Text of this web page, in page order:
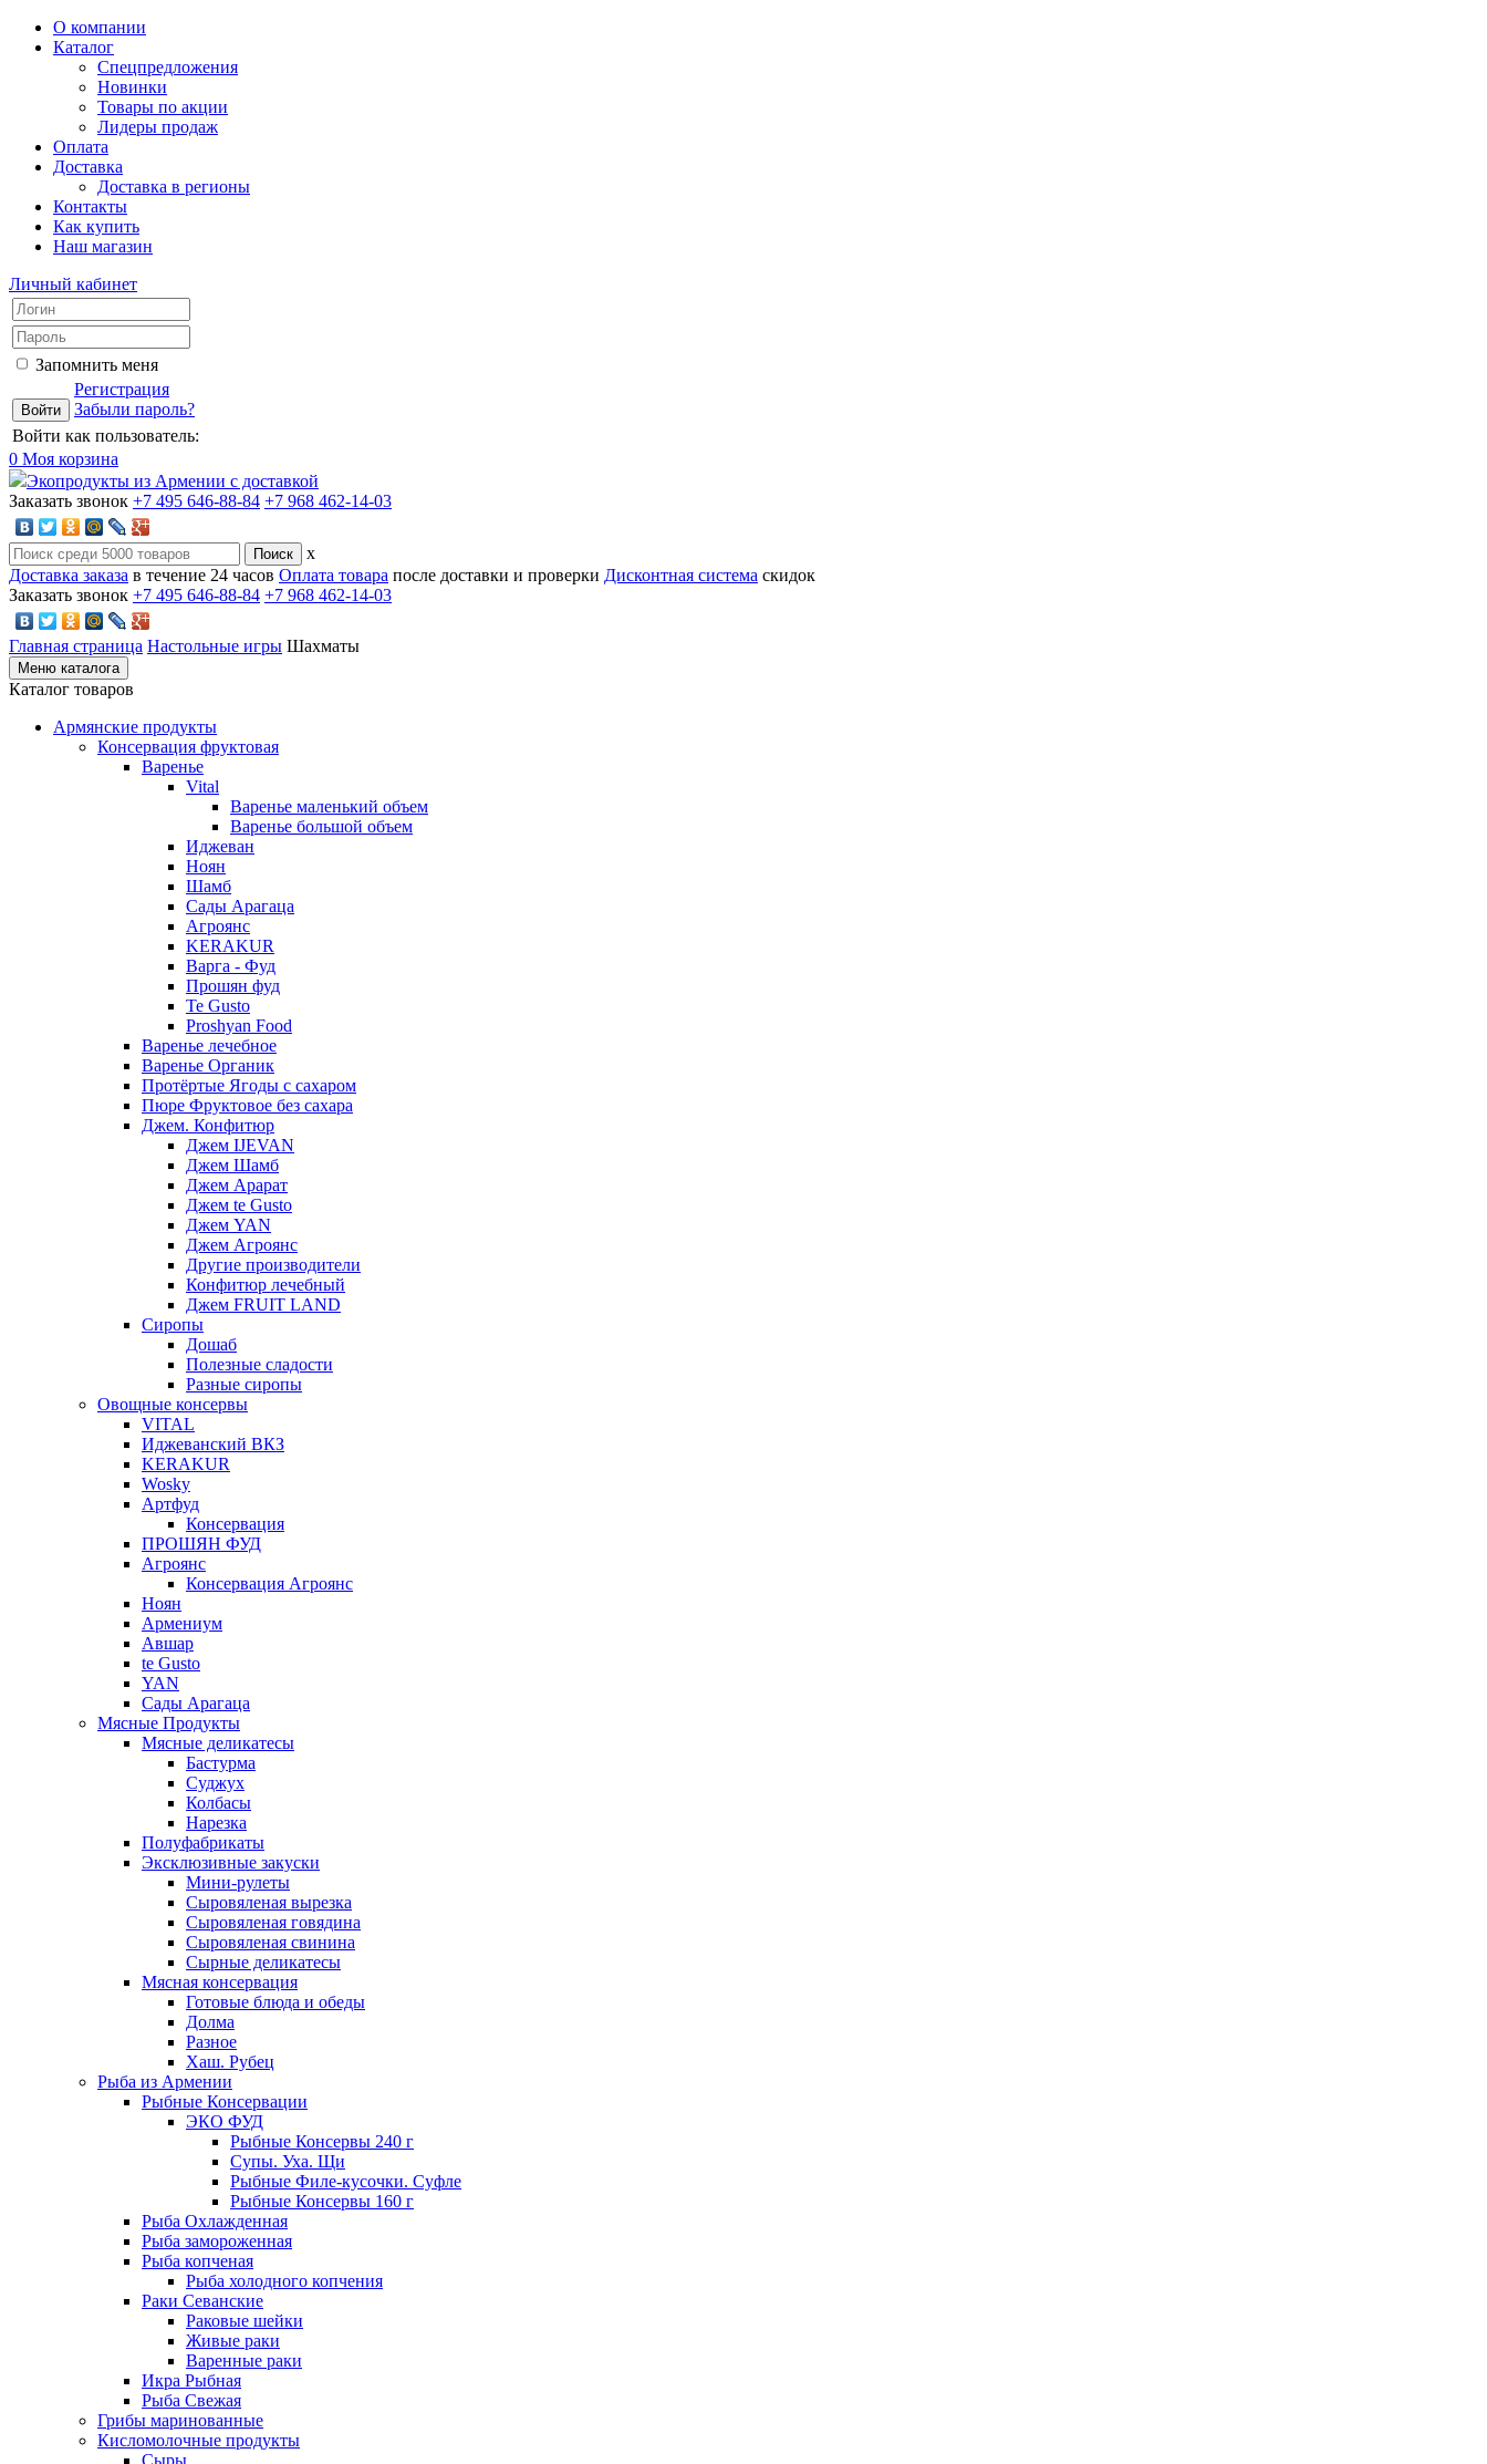
О компании
Каталог
Спецпредложения
Новинки
Товары по акции
Лидеры продаж
Оплата
Доставка
Доставка в регионы
Контакты
Как купить
Наш магазин
Личный кабинет
Запомнить меня
Регистрация
Забыли пароль?
Войти как пользователь:
0 Моя корзина
Экопродукты из Армении с доставкой
Заказать звонок +7 495 646-88-84 +7 968 462-14-03
x
Доставка заказа в течение 24 часов Оплата товара после доставки и проверки Дисконтная система скидок
Заказать звонок +7 495 646-88-84 +7 968 462-14-03
Главная страница Настольные игры Шахматы
Меню каталога
Каталог товаров
Армянские продукты
Консервация фруктовая
Варенье
Vital
Варенье маленький объем
Варенье большой объем
Иджеван
Ноян
Шамб
Сады Арагаца
Агроянс
KERAKUR
Варга - Фуд
Прошян фуд
Te Gusto
Proshyan Food
Варенье лечебное
Варенье Органик
Протёртые Ягоды с сахаром
Пюре Фруктовое без сахара
Джем. Конфитюр
Джем IJEVAN
Джем Шамб
Джем Арарат
Джем te Gusto
Джем YAN
Джем Агроянс
Другие производители
Конфитюр лечебный
Джем FRUIT LAND
Сиропы
Дошаб
Полезные сладости
Разные сиропы
Овощные консервы
VITAL
Иджеванский ВКЗ
KERAKUR
Wosky
Артфуд
Консервация
ПРОШЯН ФУД
Агроянс
Консервация Агроянс
Ноян
Армениум
Авшар
te Gusto
YAN
Сады Арагаца
Мясные Продукты
Мясные деликатесы
Бастурма
Суджух
Колбасы
Нарезка
Полуфабрикаты
Эксклюзивные закуски
Мини-рулеты
Сыровяленая вырезка
Сыровяленая говядина
Сыровяленая свинина
Сырные деликатесы
Мясная консервация
Готовые блюда и обеды
Долма
Разное
Хаш. Рубец
Рыба из Армении
Рыбные Консервации
ЭКО ФУД
Рыбные Консервы 240 г
Супы. Уха. Щи
Рыбные Филе-кусочки. Суфле
Рыбные Консервы 160 г
Рыба Охлажденная
Рыба замороженная
Рыба копченая
Рыба холодного копчения
Раки Севанские
Раковые шейки
Живые раки
Варенные раки
Икра Рыбная
Рыба Свежая
Грибы маринованные
Кисломолочные продукты
Сыры